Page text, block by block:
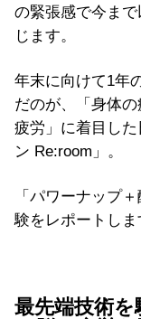
の緊張感で今ま
じます。
年末に向けて1年
だのが、「身体
疲労」に着目し
ン Re:room」。
「パワーナップ
験をレポートしま
最先端技術を